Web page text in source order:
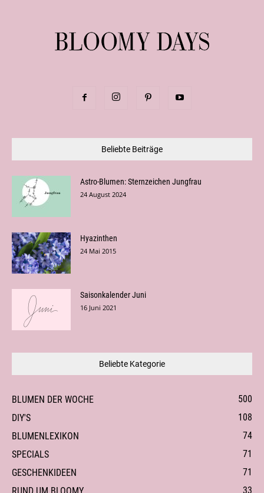
Beliebte Beiträge
Astro-Blumen: Sternzeichen Jungfrau
24 August 2024
Hyazinthen
24 Mai 2015
Saisonkalender Juni
16 Juni 2021
Beliebte Kategorie
BLUMEN DER WOCHE
500
DIY'S
108
BLUMENLEXIKON
74
SPECIALS
71
GESCHENKIDEEN
71
33